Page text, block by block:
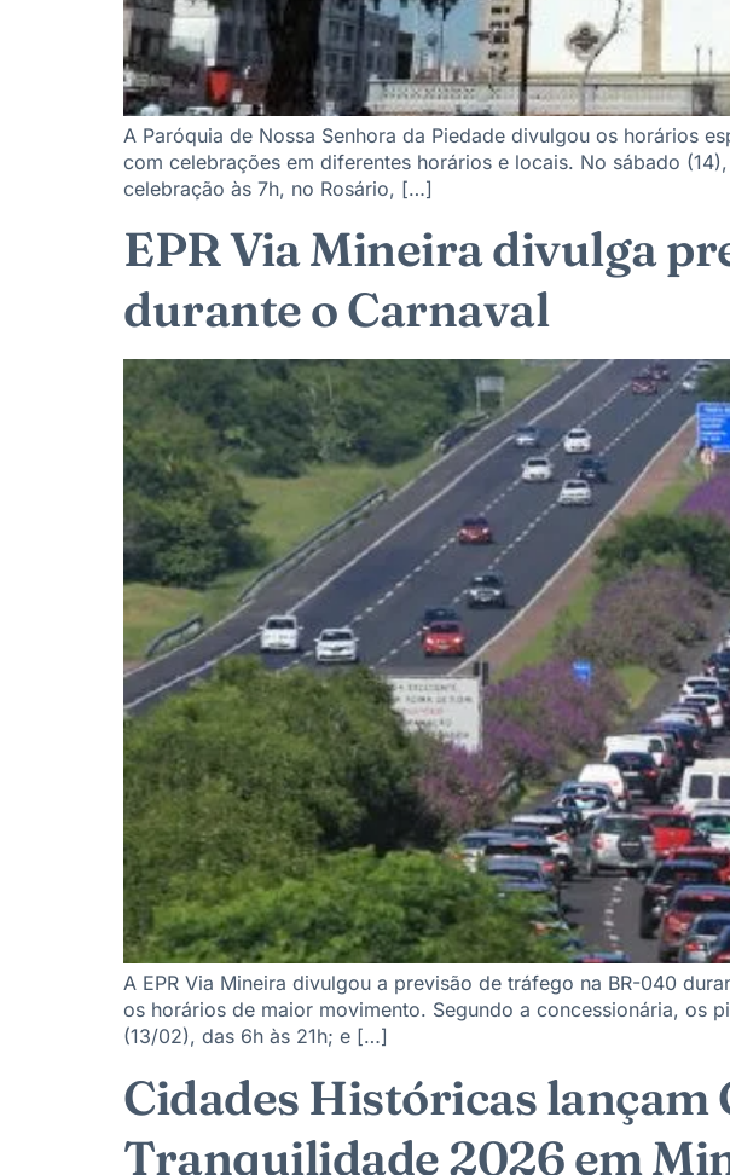
A Paróquia de Nossa Senhora da Piedade divulgou os horários
com celebrações em diferentes horários e locais. No sábado
celebração às 7h, no Rosário, […]
EPR Via Mineira divulga
durante o Carnaval
A EPR Via Mineira divulgou a previsão de tráfego na BR-040
os horários de maior movimento. Segundo a concessionária, os
(13/02), das 6h às 21h; e […]
Cidades Históricas lançam
Tranquilidade 2026 em